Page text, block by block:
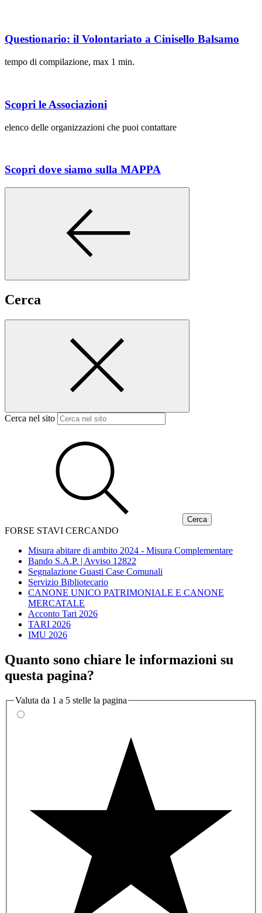
Questionario: il Volontariato a Cinisello Balsamo
tempo di compilazione, max 1 min.
Scopri le Associazioni
elenco delle organizzazioni che puoi contattare
Scopri dove siamo sulla MAPPA
Cerca
Cerca nel sito
FORSE STAVI CERCANDO
Misura abitare di ambito 2024 - Misura Complementare
Bando S.A.P. | Avviso 12822
Segnalazione Guasti Case Comunali
Servizio Bibliotecario
CANONE UNICO PATRIMONIALE E CANONE
MERCATALE
Acconto Tari 2026
TARI 2026
IMU 2026
Quanto sono chiare le informazioni su
questa pagina?
Valuta da 1 a 5 stelle la pagina